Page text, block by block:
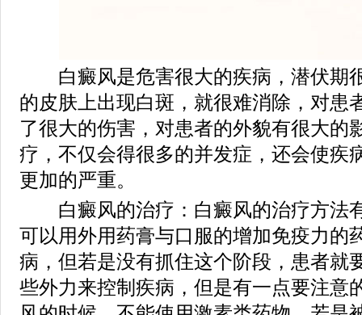
白癜风是危害很大的疾病，潜伏期
的皮肤上出现白斑，就很难消除，对患
了很大的伤害，对患者的外貌有很大的
疗，不仅会得很多的并发症，还会使疾
更加的严重。
白癜风的治疗：白癜风的治疗方法
可以用外用药膏与口服的增加免疫力的
病，但若是没有抓住这个阶段，患者就
些外力来控制疾病，但是有一点要注意